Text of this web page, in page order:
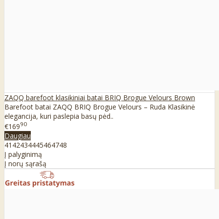
ZAQQ barefoot klasikiniai batai BRIQ Brogue Velours Brown
Barefoot batai ZAQQ BRIQ Brogue Velours – Ruda Klasikinė
elegancija, kuri paslepia basų pėd..
€16990
Daugiau
41 42434445464748
Į palyginimą
Į norų sąrašą